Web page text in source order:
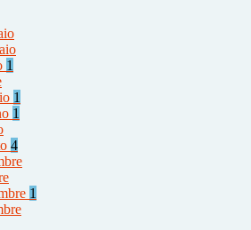
1
1
1
4
1